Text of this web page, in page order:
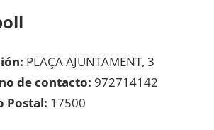
PLAÇA AJUNTAMENT, 3
dе contacto: 972714142
Postal: 17500